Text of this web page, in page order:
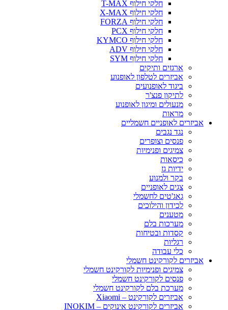
חלקי חילוף T-MAX
חלקי חילוף X-MAX
חלקי חילוף FORZA
חלקי חילוף PCX
חלקי חילוף KYMCO
חלקי חילוף ADV
חלקי חילוף SYM
ארגזים ותיקים
אביזרים לטלפון לאופנוע
ביגוד לאופנועים
לתיקון פנצ'ר
מנעולים ומיגון לאופנוע
מראות
אביזרים לאופניים חשמליים
נגד נגבים
פנסים וצופרים
צמיגים ופנימיות
כיסאות
ידיות גז
בקר ולמנוע
צגים לאופניים
גאג'טים לחשמלי
לכידון והילוכים
מטענים
מערכות בלם
קסדות ובטיחות
רגליות
כלי עבודה
אביזרים לקורקינט חשמלי
צמיגים ופנימיות לקורקינט חשמלי
פנסים לקורקינט חשמלי
מערכת בלם לקורקינט חשמלי
אביזרים לקורקינט – Xiaomi
אביזרים לקורקינט אינוקים – INOKIM